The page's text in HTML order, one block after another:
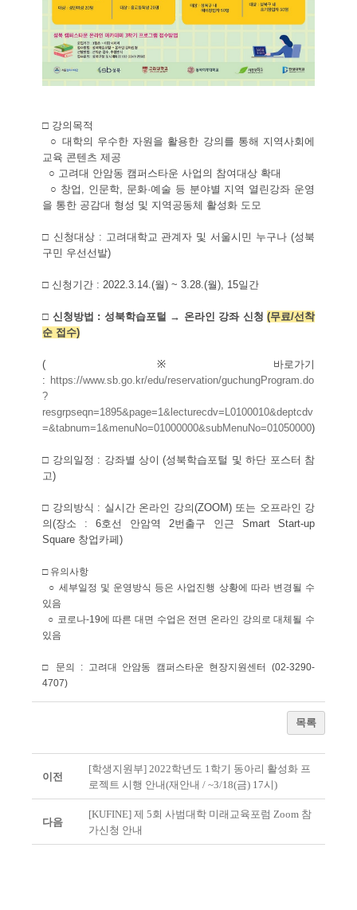
□ 강의목적
○ 대학의 우수한 자원을 활용한 강의를 통해 지역사회에
교육 콘텐츠 제공
○ 고려대 안암동 캠퍼스타운 사업의 참여대상 확대
○ 창업 , 인문학, 문화·예술 등 분야별 지역 열린강좌 운영
을 통한 공감대 형성 및 지역공동체 활성화 도모
□ 신청대상: 고려대학교 관계자 및 서울시민 누구나 (성북
구민 우선선발)
□ 신청기간 : 2022.3.14.(월) ~ 3.28.(월), 15일간
□ 신청방법 : 성북학습포털 → 온라인 강좌 신청 (무료/선착
순 접수)
( ※ 바로가기
: https://www.sb.go.kr/edu/reservation/guchungProgram.do
?
resgrpseqn=1895&page=1&lecturecdv=L0100010&deptcdv
=&tabnum=1&menuNo=01000000&subMenuNo=01050000)
□ 강의일정 : 강좌별 상이 (성북학습포털 및 하단 포스터 참
고)
□ 강의방식 : 실시간 온라인 강의(ZOOM) 또는 오프라인 강
의(장소 : 6호선 안암역 2번출구 인근 Smart Start-up
Square 창업카페)
□ 유의사항
○ 세부일정 및 운영방식 등은 사업진행 상황에 따라 변경될 수
있음
○ 코로나-19에 따른 대면 수업은 전면 온라인 강의로 대체될 수
있음
□ 문의 : 고려대 안암동 캠퍼스타운 현장지원센터
(02-3290-
4707)
목록
이전
[학생지원부] 2022학년도 1학기 동아리 활성화 프
로젝트 시행 안내(재안내 / ~3/18(금) 17시)
다음
[KUFINE] 제 5회 사범대학 미래교육포럼 Zoom 참
가신청 안내